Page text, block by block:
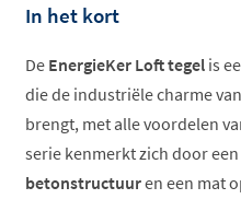
In het kort
De EnergieKer Loft tegel is
die de industriële charme
brengt, met alle voordelen
serie kenmerkt zich door een
betonstructuuren een mat